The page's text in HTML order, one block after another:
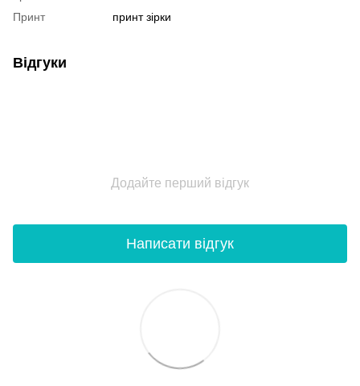
Принт
принт зірки
Відгуки
Додайте перший відгук
Написати відгук